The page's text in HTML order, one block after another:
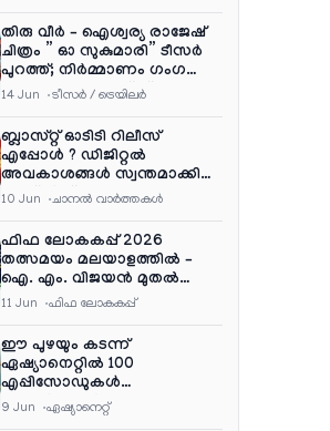
തിരു വീർ – ഐശ്വര്യ രാജേഷ്
ചിത്രം ” ഓ സുകുമാരി” ടീസർ
പുറത്ത്; നിർമ്മാണം ഗംഗ
എന്റർടൈൻമെന്റ്‌സ്
14 Jun ടീസര്‍ / ട്രെയിലര്‍
ബ്ലാസ്റ്റ് ഓടിടി റിലീസ്
എപ്പോൾ ? ഡിജിറ്റൽ
അവകാശങ്ങൾ സ്വന്തമാക്കി
നെറ്റ്ഫ്ലിക്സ്
10 Jun ചാനല്‍ വാര്‍ത്തകള്‍
ഫിഫ ലോകകപ്പ് 2026
തത്സമയം മലയാളത്തിൽ –
ഐ. എം. വിജയൻ മുതൽ
ഷൈജു ദാമോദരൻ വരെ
11 Jun ഫിഫ ലോകകപ്പ്
ഈ പുഴയും കടന്ന്
ഏഷ്യാനെറ്റിൽ 100
എപ്പിസോഡുകൾ
പൂർത്തിയാക്കി , സംപ്രേഷണം
9 Jun ഏഷ്യാനെറ്റ്‌